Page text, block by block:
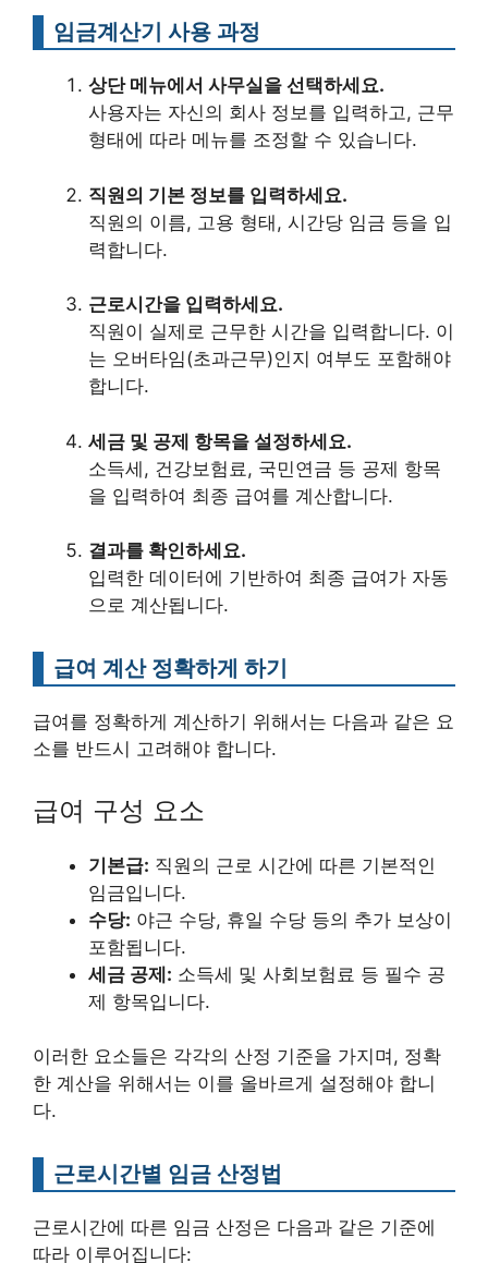
임금계산기 사용 과정
상단 메뉴에서 사무실을 선택하세요.
사용자는 자신의 회사 정보를 입력하고, 근무
형태에 따라 메뉴를 조정할 수 있습니다.
직원의 기본 정보를 입력하세요.
직원의 이름, 고용 형태, 시간당 임금 등을 입
력합니다.
근로시간을 입력하세요.
직원이 실제로 근무한 시간을 입력합니다. 이
는 오버타임(초과근무)인지 여부도 포함해야
합니다.
세금 및 공제 항목을 설정하세요.
소득세, 건강보험료, 국민연금 등 공제 항목
을 입력하여 최종 급여를 계산합니다.
결과를 확인하세요.
입력한 데이터에 기반하여 최종 급여가 자동
으로 계산됩니다.
급여 계산 정확하게 하기
급여를 정확하게 계산하기 위해서는 다음과 같은 요
소를 반드시 고려해야 합니다.
급여 구성 요소
기본급: 직원의 근로 시간에 따른 기본적인
임금입니다.
수당: 야근 수당, 휴일 수당 등의 추가 보상이
포함됩니다.
세금 공제: 소득세 및 사회보험료 등 필수 공
제 항목입니다.
이러한 요소들은 각각의 산정 기준을 가지며, 정확
한 계산을 위해서는 이를 올바르게 설정해야 합니
다.
근로시간별 임금 산정법
근로시간에 따른 임금 산정은 다음과 같은 기준에
따라 이루어집니다: